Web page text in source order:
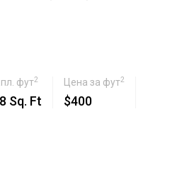
фут2
Sq. Ft
Цена за фут2
$400